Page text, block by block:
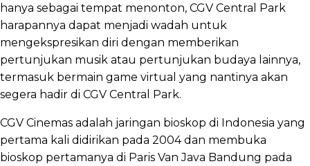
hanya sebagai tempat menonton, CGV Central Park
harapannya dapat menjadi wadah untuk
mengekspresikan diri dengan memberikan
pertunjukan musik atau pertunjukan budaya lainnya,
termasuk bermain game virtual yang nantinya akan
segera hadir di CGV Central Park.
CGV Cinemas adalah jaringan bioskop di Indonesia yang
pertama kali didirikan pada 2004 dan membuka
bioskop pertamanya di Paris Van Java Bandung pada